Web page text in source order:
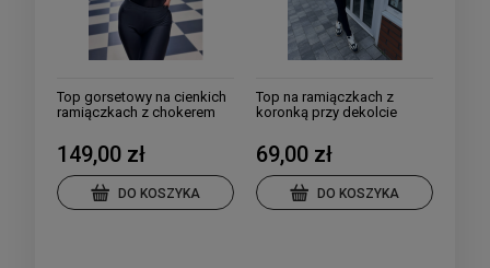
Top gorsetowy na cienkich
ramiączkach z chokerem
149,00 zł
DO KOSZYKA
Top na ramiączkach z
koronką przy dekolcie
69,00 zł
DO KOSZYKA